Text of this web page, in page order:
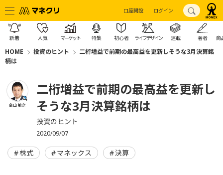
口座開設 ログイン
新着 人気 マーケット 特集 初心者 ライフデザイン 連載 著者 商
HOME 投資のヒント
二桁増益で前期の最高益を更新しそうな3月決算銘
柄は
金山 敏之
二桁増益で前期の最高益を更新し
そうな3月決算銘柄は
投資のヒント
2020/09/07
株式 マネックス 決算